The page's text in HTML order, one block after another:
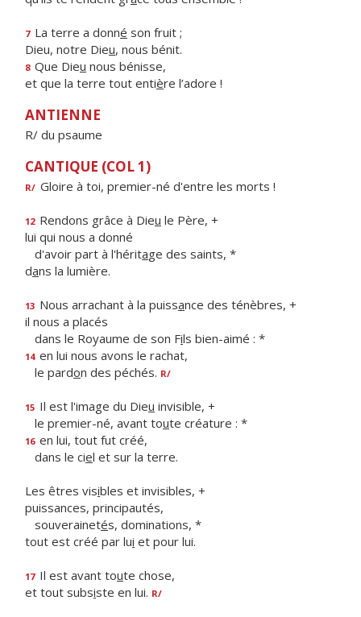
7 La terre a donné son fruit ;
Dieu, notre Dieu, nous bénit.
8 Que Dieu nous bénisse,
et que la terre tout entière l’adore !
ANTIENNE
R/ du psaume
CANTIQUE (COL 1)
R/ Gloire à toi, premier-né d'entre les morts !
12 Rendons grâce à Dieu le Père, +
lui qui nous a donné
d'avoir part à l'héritage des saints, *
dans la lumière.
13 Nous arrachant à la puissance des ténèbres, +
il nous a placés
dans le Royaume de son Fils bien-aimé : *
14 en lui nous avons le rachat,
le pardon des péchés. R/
15 Il est l'image du Dieu invisible, +
le premier-né, avant toute créature : *
16 en lui, tout fut créé,
dans le ciel et sur la terre.
Les êtres visibles et invisibles, +
puissances, principautés,
souverainetés, dominations, *
tout est créé par lui et pour lui.
17 Il est avant toute chose,
et tout subsiste en lui. R/